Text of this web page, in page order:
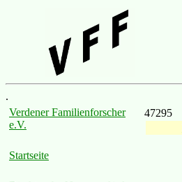
.
Verdener Familienforscher
e.V.
Startseite
47295